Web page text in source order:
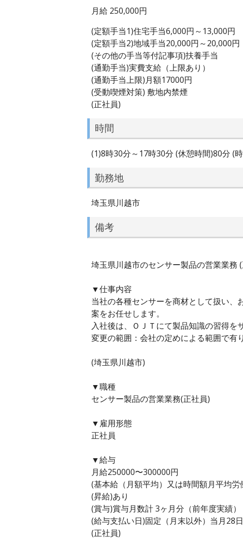
月給 250,000円
(定額手当1)住宅手当6,000円～13,000円
(定額手当2)地域手当20,000円～20,000円
(その他の手当等付記事項)扶養手当
(通勤手当)実費支給（上限あり）
(通勤手当上限)月額17000円
(受動喫煙対策) 敷地内禁煙
(正社員)
時間
(1)8時30分～17時30分 (休憩時間)80分 (
勤務地
埼玉県川越市
備考
埼玉県川越市のセンサー製品の営業業務
▼仕事内容
当社の各種センサーを商材として扱い、
案をお任せします。
入社後は、ＯＪＴにて製品知識の習得を
変更の範囲：会社の定めによる範囲で有り
(埼玉県川越市)
▼職種
センサー製品の営業業務(正社員)
▼雇用形態
正社員
▼給与
月給250000〜300000円
(基本給（月額平均）又は時間額月平均
(昇給)あり
(賞与)賞与月数計 3ヶ月分（前年度実績）
(給与支払い日)固定（月末以外）当月28日
(正社員)